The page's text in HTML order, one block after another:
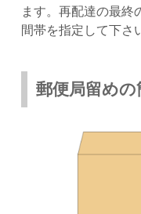
ます。再配達の最終
間帯を指定して下さ
郵便局留め